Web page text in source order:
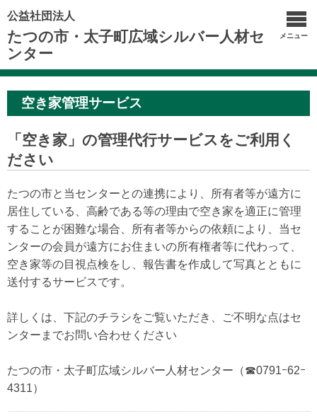
公益社団法人
たつの市・太子町広域シルバー人材セ
ンター
メニュー
空き家管理サービス
「空き家」の管理代行サービスをご利用く
ださい
たつの市と当センターとの連携により、所有者等が遠方に
居住している、高齢である等の理由で空き家を適正に管理
することが困難な場合、所有者等からの依頼により、当セ
ンターの会員が遠方にお住まいの所有権者等に代わって、
空き家等の目視点検をし、報告書を作成して写真とともに
送付するサービスです。
詳しくは、下記のチラシをご覧いただき、ご不明な点はセ
ンターまでお問い合わせください
たつの市・太子町広域シルバー人材センター（☎0791ｰ62ｰ
4311）